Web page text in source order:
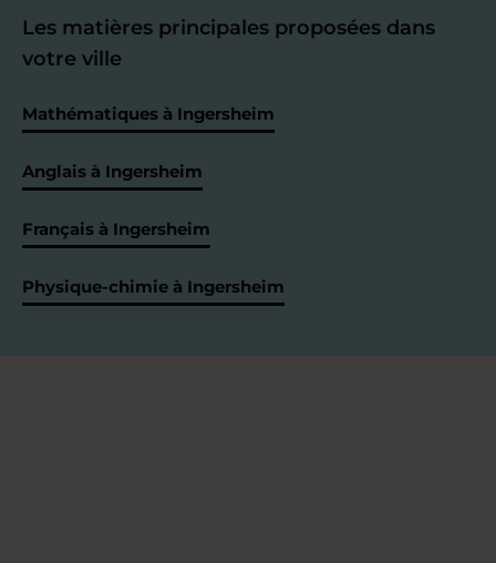
Les matières principales proposées dans
votre ville
Mathématiques à Ingersheim
Anglais à Ingersheim
Français à Ingersheim
Physique-chimie à Ingersheim